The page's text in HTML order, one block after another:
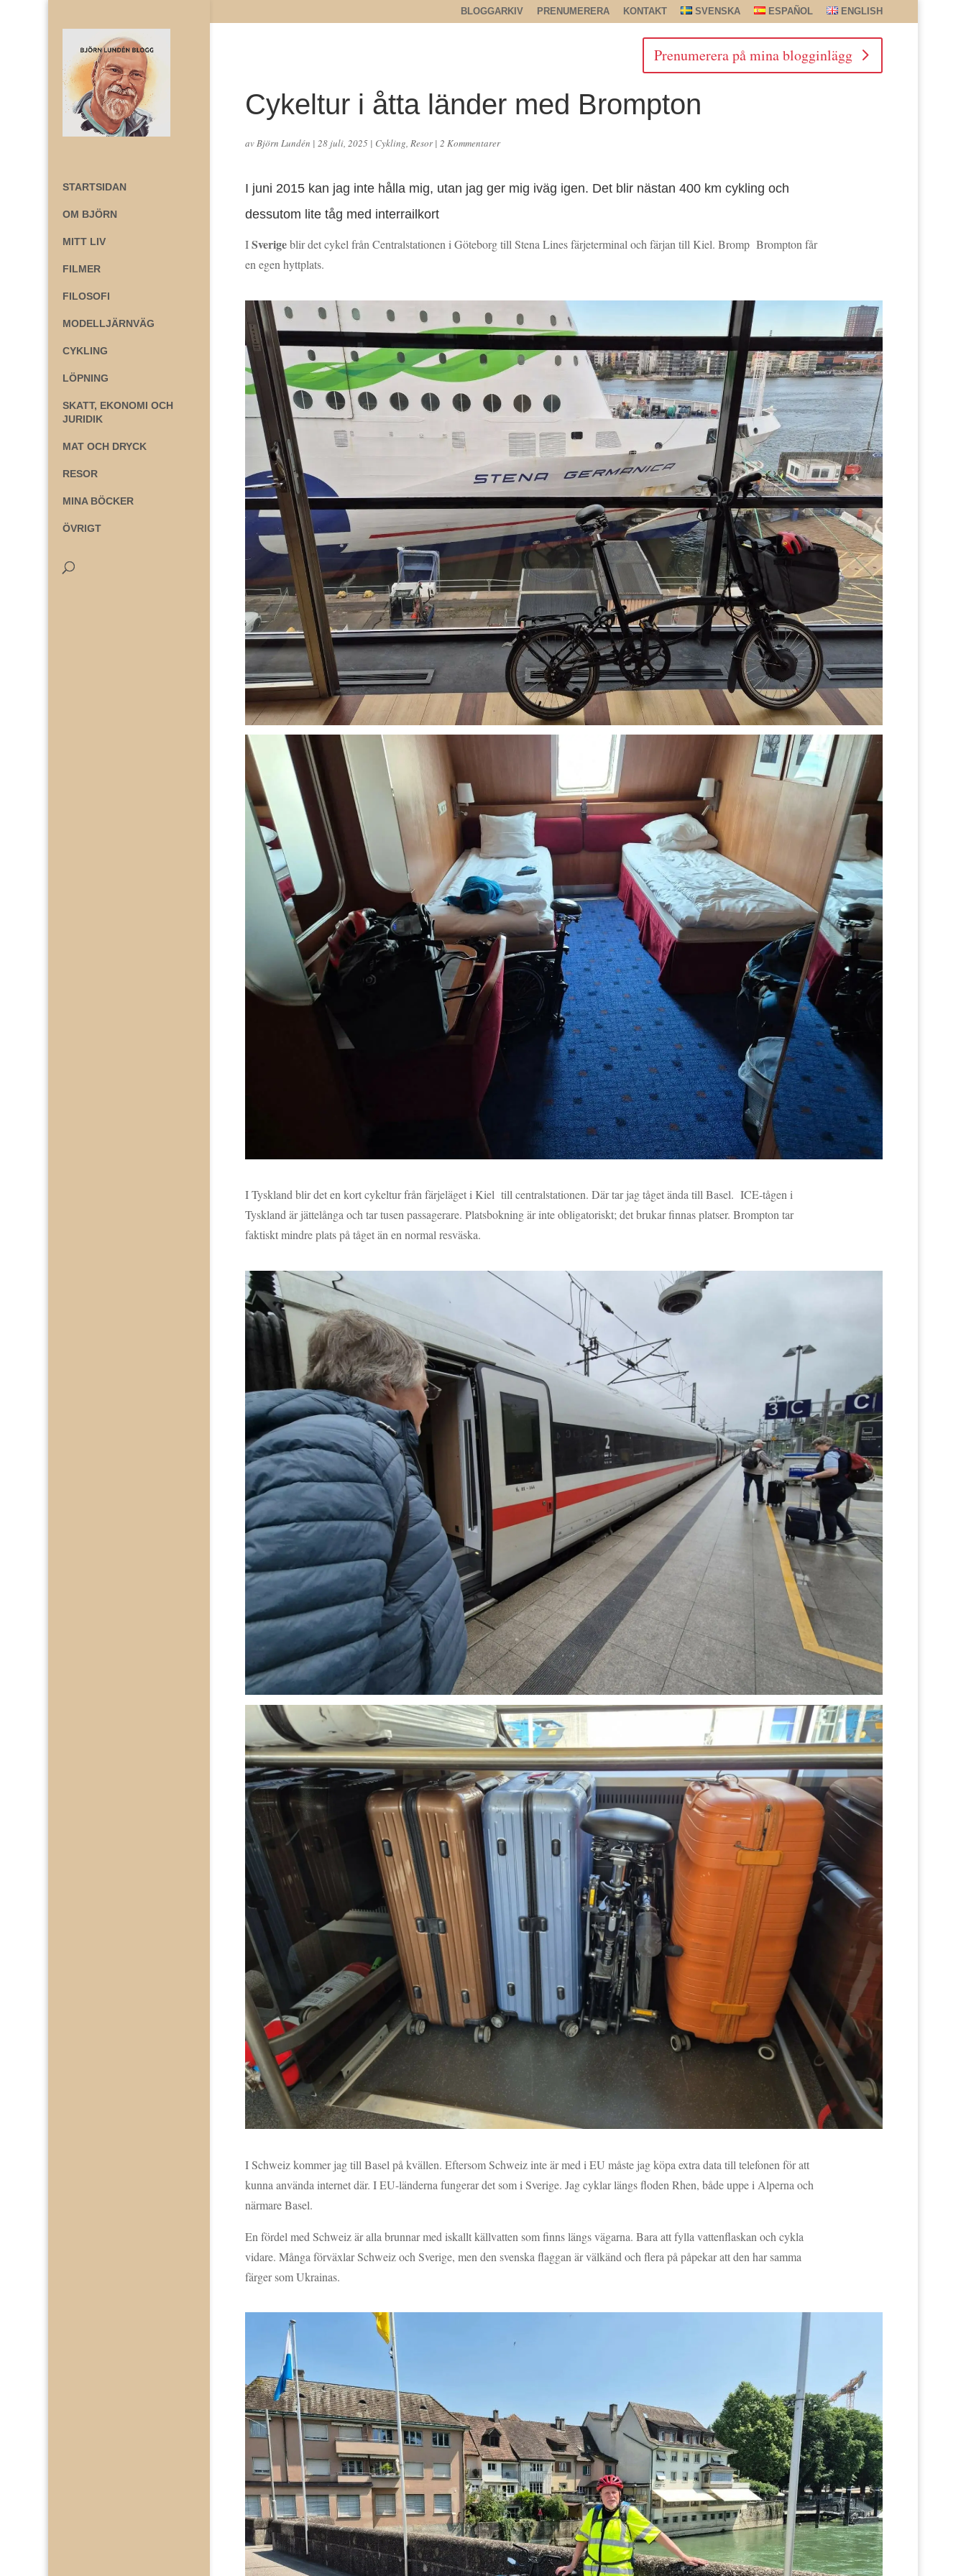
BLOGGARKIV PRENUMERERA KONTAKT SVENSKA ESPAÑOL ENGLISH
STARTSIDAN
OM BJÖRN
MITT LIV
FILMER
FILOSOFI
MODELLJÄRNVÄG
CYKLING
LÖPNING
SKATT, EKONOMI OCH
JURIDIK
MAT OCH DRYCK
RESOR
MINA BÖCKER
ÖVRIGT
Prenumerera på mina blogginlägg
Cykeltur i åtta länder med Brompton
avBjörn Lundén |28 juli, 2025 | Cykling,Resor|2 Kommentarer
I juni 2015 kan jag inte hålla mig, utan jag ger mig iväg igen. Det blir nästan 400 km cykling och
dessutom lite tåg med interrailkort
ISverigeblir det cykel från Centralstationen i Göteborg till Stena Lines färjeterminal och färjan till Kiel. Bromp Brompton får
en egen hyttplats.
I Tyskland blir det en kort cykeltur från färjeläget i Kiel till centralstationen. Där tar jag tåget ända till Basel. ICE-tågen i
Tyskland är jättelånga och tar tusen passagerare. Platsbokning är inte obligatoriskt; det brukar finnas platser. Brompton tar
faktiskt mindre plats på tåget än en normal resväska.
I Schweiz kommer jag till Basel på kvällen. Eftersom Schweiz inte är med i EU måste jag köpa extra data till telefonen för att
kunna använda internet där. I EU-länderna fungerar det som i Sverige. Jag cyklar längs floden Rhen, både uppe i Alperna och
närmare Basel.
En fördel med Schweiz är alla brunnar med iskallt källvatten som finns längs vägarna. Bara att fylla vattenflaskan och cykla
vidare. Många förväxlar Schweiz och Sverige, men den svenska flaggan är välkänd och flera på påpekar att den har samma
färger som Ukrainas.